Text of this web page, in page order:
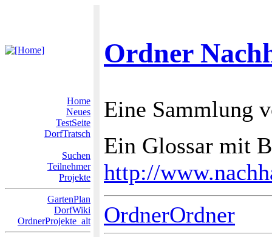
Ordner
Home
Neues
TestSeite
DorfTratsch
Suchen
Teilnehmer
Projekte
GartenPlan
DorfWiki
OrdnerProjekte_alt
Eine Sammlung
Ein Glossar mit
http://
OrdnerOrdner